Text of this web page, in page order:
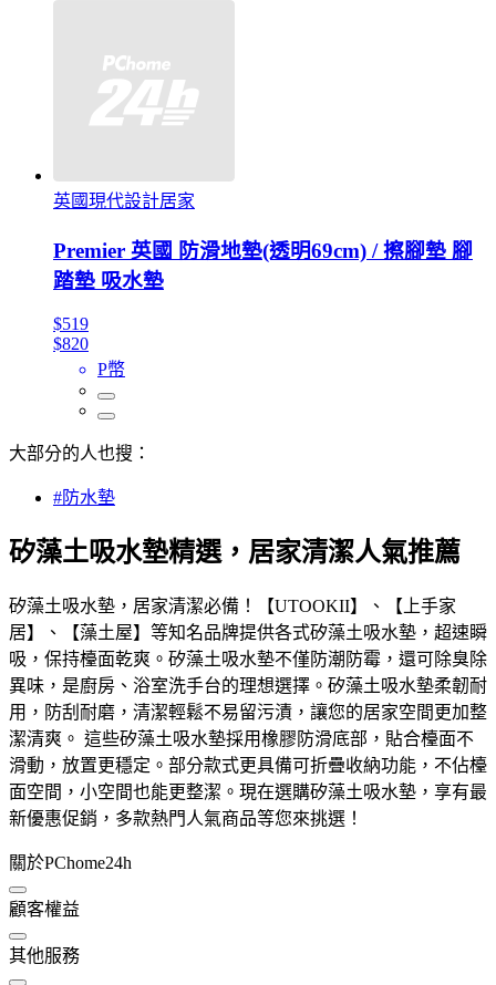
英國現代設計居家
Premier 英國 防滑地墊(透明69cm) / 擦腳墊 腳
踏墊 吸水墊
$519
$820
P幣
大部分的人也搜：
#防水墊
矽藻土吸水墊精選，居家清潔人氣推薦
矽藻土吸水墊，居家清潔必備！【UTOOKII】、【上手家
居】、【藻土屋】等知名品牌提供各式矽藻土吸水墊，超速瞬
吸，保持檯面乾爽。矽藻土吸水墊不僅防潮防霉，還可除臭除
異味，是廚房、浴室洗手台的理想選擇。矽藻土吸水墊柔韌耐
用，防刮耐磨，清潔輕鬆不易留污漬，讓您的居家空間更加整
潔清爽。 這些矽藻土吸水墊採用橡膠防滑底部，貼合檯面不
滑動，放置更穩定。部分款式更具備可折疊收納功能，不佔檯
面空間，小空間也能更整潔。現在選購矽藻土吸水墊，享有最
新優惠促銷，多款熱門人氣商品等您來挑選！
關於PChome24h
顧客權益
其他服務